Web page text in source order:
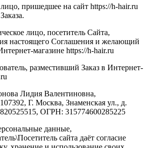
пришедшее на сайт https://h-hair.ru
лицо, посетитель Сайта,
настоящего Соглашения и желающий
магазине https://h-hair.ru
разместивший Заказ в Интернет-
Лидия Валентиновна,
Г. Москва, Знаменская ул., д.
ОГРН: 315774600285225
данные,
сайта даёт согласие